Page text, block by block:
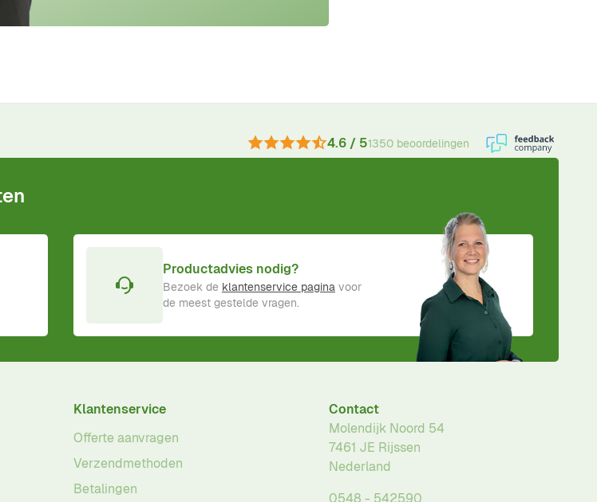
4.6 / 51350 beoordelingen
Productadvies nodig?
Bezoek de klantenservice pagina voor
de meest gestelde vragen.
Klantenservice
Offerte aanvragen
Verzendmethoden
Betalingen
Contact
Molendijk Noord 54
7461 JE Rijssen
Nederland
0548 - 542590